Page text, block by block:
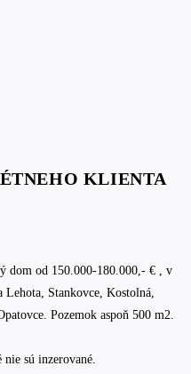
KLIENTA
dom od 150.000-180.000,- € , v
Stankovce, Kostolná,
Pozemok aspoň 500 m2.
sú inzerované.